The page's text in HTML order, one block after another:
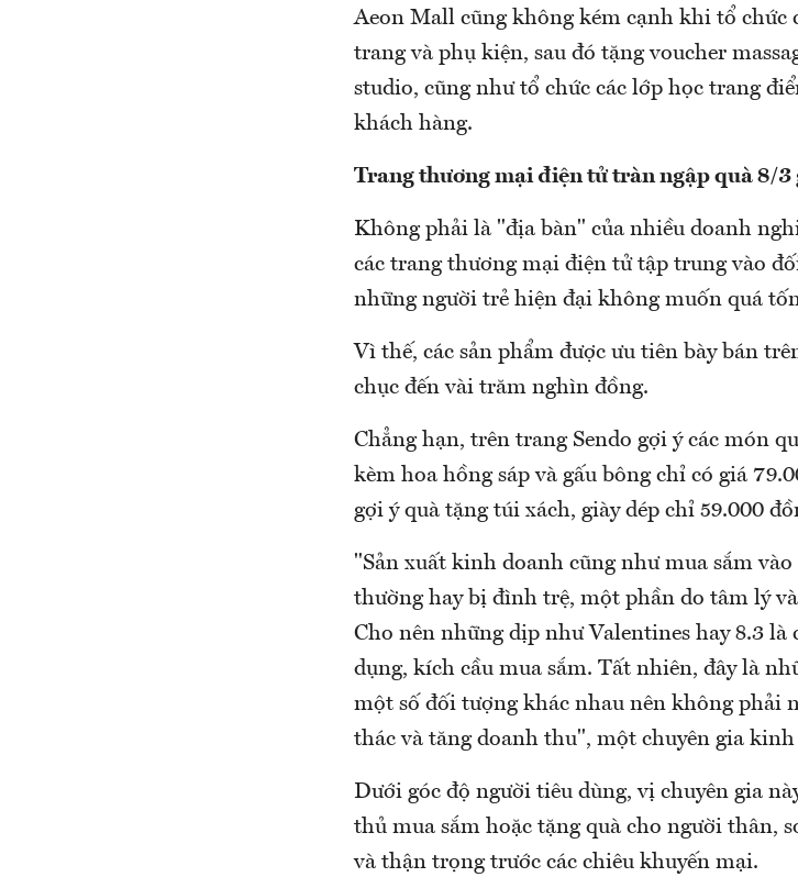
Aeon Mall cũng không kém cạnh khi tổ chức
trang và phụ kiện, sau đó tặng voucher
studio, cũng như tổ chức các lớp học trang
khách hàng.
Trang thương mại điện tử tràn ngập quà 8/3
Không phải là "địa bàn" của nhiều doanh
các trang thương mại điện tử tập trung vào
những người trẻ hiện đại không muốn quá
Vì thế, các sản phẩm được ưu tiên bày bán
chục đến vài trăm nghìn đồng.
Chẳng hạn, trên trang Sendo gợi ý các món
kèm hoa hồng sáp và gấu bông chỉ có giá
gợi ý quà tặng túi xách, giày dép chỉ 59.000
"Sản xuất kinh doanh cũng như mua sắm
thường hay bị đình trệ, một phần do tâm lý
Cho nên những dịp như Valentines hay 8.3 là
dụng, kích cầu mua sắm. Tất nhiên, đây là
một số đối tượng khác nhau nên không phải
thác và tăng doanh thu", một chuyên gia kinh
Dưới góc độ người tiêu dùng, vị chuyên gia
thủ mua sắm hoặc tặng quà cho người thân,
và thận trọng trước các chiêu khuyến mại.